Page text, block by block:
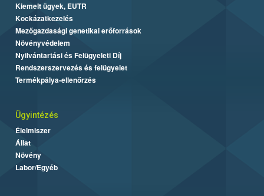
Kiemelt ügyek, EUTR
Kockázatkezelés
Mezőgazdasági genetikai erőforrások
Növényvédelem
Nyilvántartási és Felügyeleti Díj
Rendszerszervezés és felügyelet
Termékpálya-ellenőrzés
Ügyintézés
Élelmiszer
Állat
Növény
Labor/Egyéb